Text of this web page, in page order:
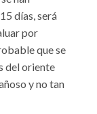
días, será
por
que se
del oriente
y no tan